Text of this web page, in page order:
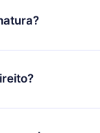
basta
) em até 7 dias
do próximo
mensal
só será
acesso a
espanhol e